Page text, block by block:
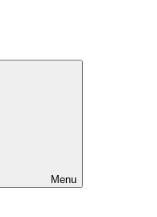
Menu